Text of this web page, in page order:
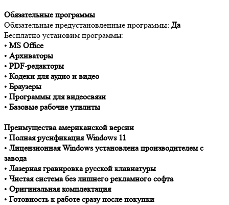
Обязательные программы
Обязательные предустановленные программы: Да
Бесплатно установим программы:
• MS Office
• Архиваторы
• PDF-редакторы
• Кодеки для аудио и видео
• Браузеры
• Программы для видеосвязи
• Базовые рабочие утилиты
Преимущества американской версии
• Полная русификация Windows 11
• Лицензионная Windows установлена производителем с
завода
• Лазерная гравировка русской клавиатуры
• Чистая система без лишнего рекламного софта
• Оригинальная комплектация
• Готовность к работе сразу после покупки